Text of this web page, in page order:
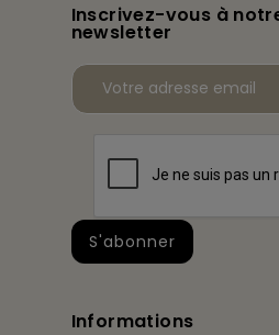
Inscrivez-vous à
newsletter
Informations